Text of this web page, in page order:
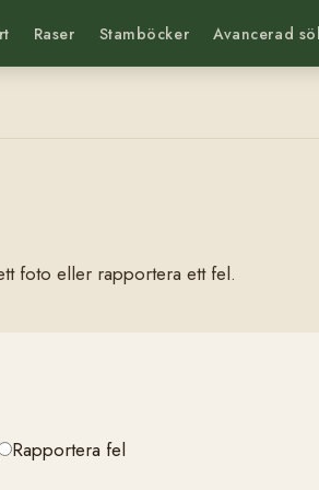
Raser Stamböcker Avancerad
foto eller rapportera ett fel.
Rapportera fel